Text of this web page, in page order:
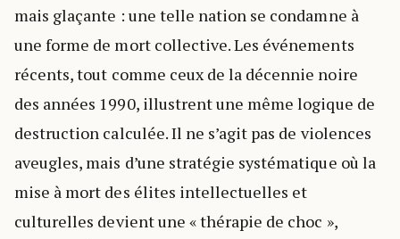
mais glaçante : une telle nation se condamne à
une forme de mort collective. Les événements
récents, tout comme ceux de la décennie noire
des années 1990, illustrent une même logique de
destruction calculée. Il ne s’agit pas de violences
aveugles, mais d’une stratégie systématique où la
mise à mort des élites intellectuelles et
culturelles devient une « thérapie de choc »,